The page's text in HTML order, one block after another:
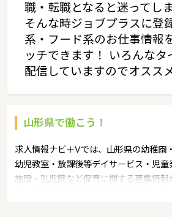
職・転職となると迷ってし
そんな時ジョブプラスに登
系・フード系のお仕事情報
ッチできます！ いろんなタ
配信していますのでオススメ
山形県で働こう！
求人情報ナビ＋Vでは、山形県の幼稚園
幼児教室・放課後等デイサービス・児
施設・乳児院など保育に関する募集情報